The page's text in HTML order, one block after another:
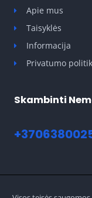
Apie mus
Taisyklės
Informacija
Privatumo
Skambinti